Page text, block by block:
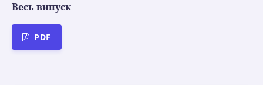
Весь випуск
PDF